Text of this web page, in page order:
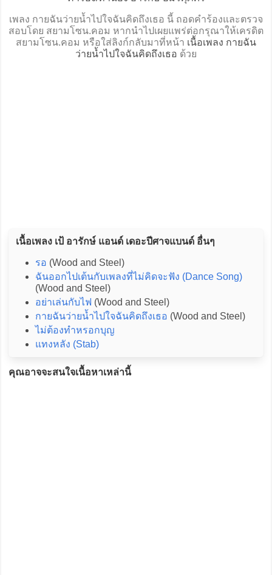
เพลง กายฉันว่ายน้ำไปใจฉันคิดถึงเธอ นี้ ถอดคำร้องและตรวจ
สอบโดย สยามโซน.คอม หากนำไปเผยแพร่ต่อกรุณาให้เครดิต
สยามโซน.คอม หรือใส่ลิงก์กลับมาที่หน้า เนื้อเพลง กายฉัน
ว่ายน้ำไปใจฉันคิดถึงเธอ ด้วย
เนื้อเพลง เป้ อารักษ์ แอนด์ เดอะปีศาจแบนด์ อื่นๆ
รอ (Wood and Steel)
ฉันออกไปเต้นกับเพลงที่ไม่คิดจะฟัง (Dance Song)
(Wood and Steel)
อย่าเล่นกับไฟ (Wood and Steel)
กายฉันว่ายน้ำไปใจฉันคิดถึงเธอ (Wood and Steel)
ไม่ต้องทำหรอกบุญ
แทงหลัง (Stab)
คุณอาจจะสนใจเนื้อหาเหล่านี้